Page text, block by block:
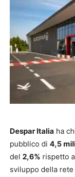
Despar Italia ha
pubblico di 4,5
del 2,6% rispetto
sviluppo della